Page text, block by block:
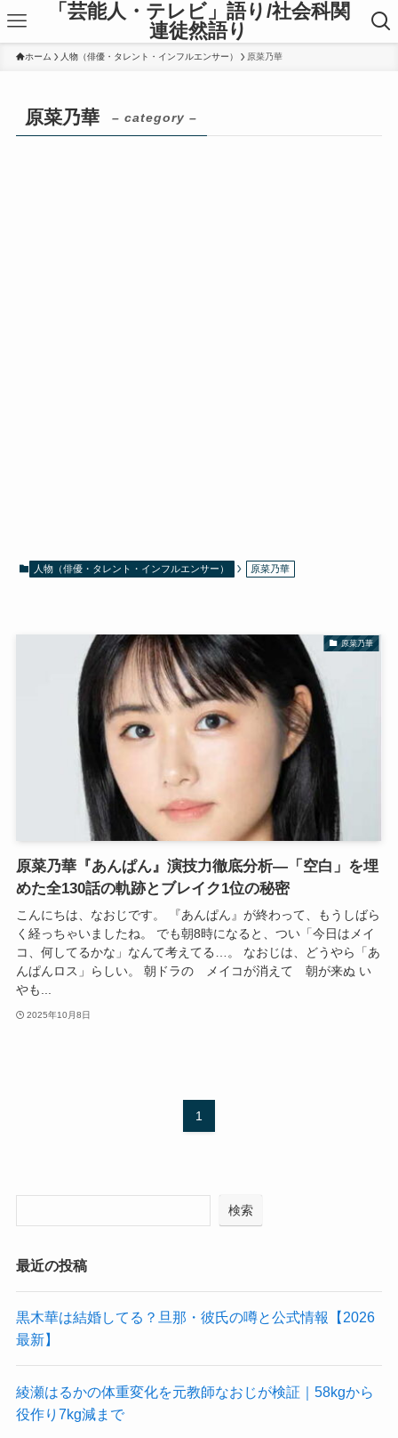
「芸能人・テレビ」語り/社会科関
連徒然語り
ホーム 人物（俳優・タレント・インフルエンサー） 原菜乃華
原菜乃華 – category –
人物（俳優・タレント・インフルエンサー） 原菜乃華
原菜乃華
原菜乃華『あんぱん』演技力徹底分析―「空白」を埋
めた全130話の軌跡とブレイク1位の秘密
こんにちは、なおじです。 『あんぱん』が終わって、もうしばら
く経っちゃいましたね。 でも朝8時になると、つい「今日はメイ
コ、何してるかな」なんて考えてる…。 なおじは、どうやら「あ
んぱんロス」らしい。 朝ドラの メイコが消えて 朝が来ぬ い
やも...
2025年10月8日
1
検索
最近の投稿
黒木華は結婚してる？旦那・彼氏の噂と公式情報【2026
最新】
綾瀬はるかの体重変化を元教師なおじが検証｜58kgから
役作り7kg減まで